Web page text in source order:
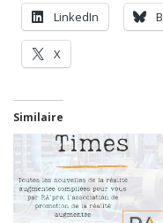
LinkedIn
X
Similaire